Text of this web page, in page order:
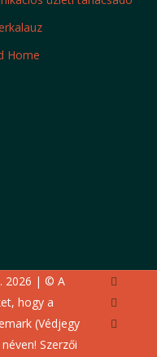
Home
2026 | © A
hogy a
(Védjegy
Szerzői
facebook
youtube
instagram